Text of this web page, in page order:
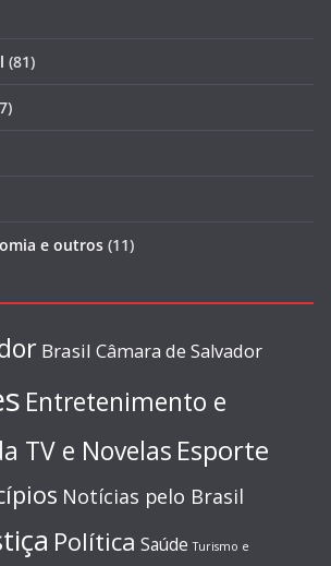
(81)
e outros (11)
Brasil Câmara de Salvador
Entretenimento e
TV e Novelas Esporte
Notícias pelo Brasil
Política Saúde Turismo e